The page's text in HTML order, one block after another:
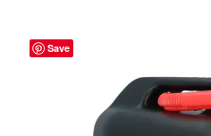
Betalen en Verzenden
Save